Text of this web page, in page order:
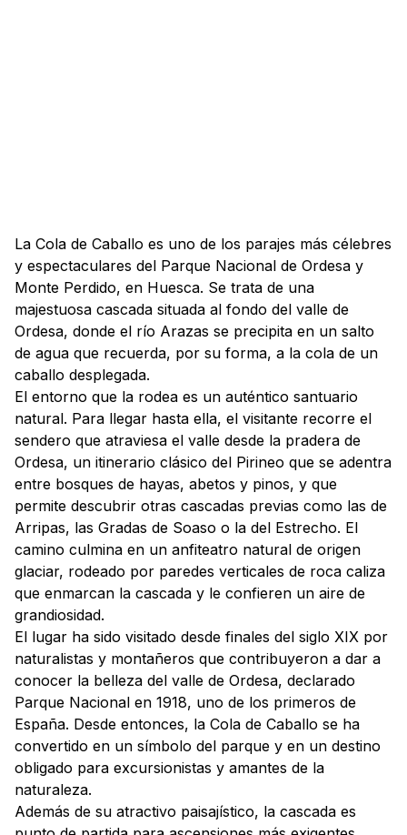
La Cola de Caballo es uno de los parajes más célebres
y espectaculares del Parque Nacional de Ordesa y
Monte Perdido, en Huesca. Se trata de una
majestuosa cascada situada al fondo del valle de
Ordesa, donde el río Arazas se precipita en un salto
de agua que recuerda, por su forma, a la cola de un
caballo desplegada.
El entorno que la rodea es un auténtico santuario
natural. Para llegar hasta ella, el visitante recorre el
sendero que atraviesa el valle desde la pradera de
Ordesa, un itinerario clásico del Pirineo que se adentra
entre bosques de hayas, abetos y pinos, y que
permite descubrir otras cascadas previas como las de
Arripas, las Gradas de Soaso o la del Estrecho. El
camino culmina en un anfiteatro natural de origen
glaciar, rodeado por paredes verticales de roca caliza
que enmarcan la cascada y le confieren un aire de
grandiosidad.
El lugar ha sido visitado desde finales del siglo XIX por
naturalistas y montañeros que contribuyeron a dar a
conocer la belleza del valle de Ordesa, declarado
Parque Nacional en 1918, uno de los primeros de
España. Desde entonces, la Cola de Caballo se ha
convertido en un símbolo del parque y en un destino
obligado para excursionistas y amantes de la
naturaleza.
Además de su atractivo paisajístico, la cascada es